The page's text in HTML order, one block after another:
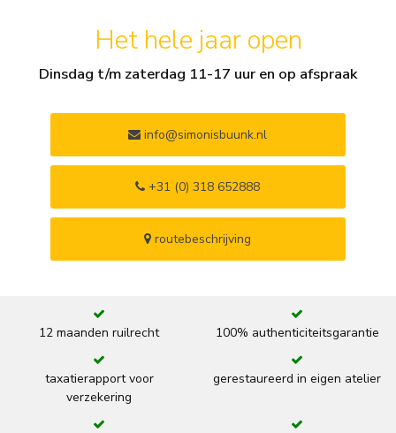
Het hele jaar open
Dinsdag t/m zaterdag 11-17 uur en op afspraak
info@simonisbuunk.nl
+31 (0) 318 652888
routebeschrijving
12 maanden ruilrecht 100% authenticiteitsgarantie
taxatierapport voor
verzekering
gerestaureerd in eigen atelier